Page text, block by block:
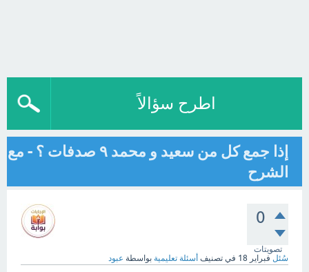
اطرح سؤالاً
إذا جمع كل من سعيد و محمد ٩ صدفات ؟ - مع
الشرح
0
تصويتات
سُئل فبراير 18 في تصنيف أسئلة تعليمية بواسطة عبود